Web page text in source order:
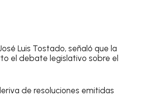
Luis Tostado, señaló que la
el debate legislativo sobre el
de resoluciones emitidas